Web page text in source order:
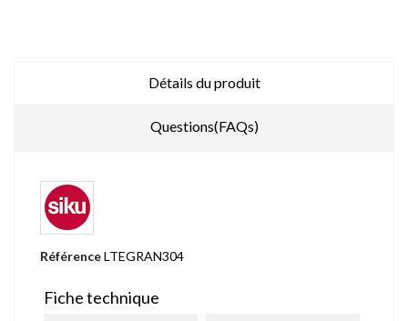
Détails du produit
Questions(FAQs)
RéférenceLTEGRAN304
Fiche technique